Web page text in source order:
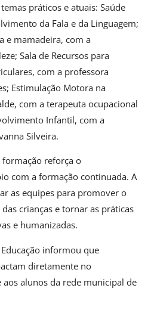
práticos e atuais: Saúde
da Fala e da Linguagem;
e mamadeira, com a
Sala de Recursos para
com a professora
Estimulação Motora na
com a terapeuta ocupacional
Infantil, com a
Silveira.
formação reforça o
com a formação continuada. A
as equipes para promover o
crianças e tornar as práticas
e humanizadas.
informou que
diretamente no
alunos da rede municipal de